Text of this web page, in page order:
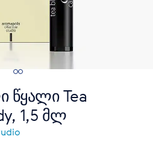
წყალი Tea
1,5 მლ